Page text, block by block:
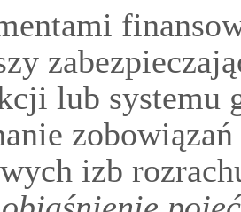
lub systemu
izb